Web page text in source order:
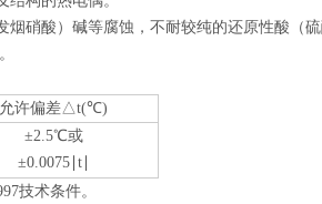
硝酸）碱等腐蚀，不耐较纯的还原性酸（
允许偏差△t(℃)
±2.5℃或
±0.0075∣t∣
技术条件。